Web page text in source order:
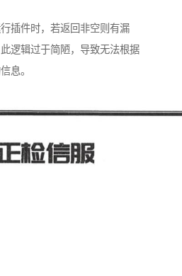
插件时，若返回非空则有漏
逻辑过于简陋，导致无法根据
息。